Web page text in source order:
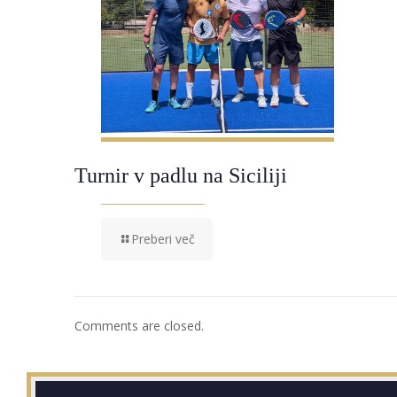
Turnir v padlu na Siciliji
Preberi več
Comments are closed.